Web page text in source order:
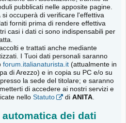
pubblicati nelle apposite pagine.
si occuperà di verificare l'effettiva
forniti prima di rendere effettiva
casi i dati ci sono indispensabili per
e trattati anche mediante
I Tuoi dati personali saranno
forum.italianaturista.it (attualmente in
di Arezzo) e in copia su PC e/o su
la sede del titolare; e saranno
di accedere ai nostri servizi e
nello Statuto di ANITA.
dei dati